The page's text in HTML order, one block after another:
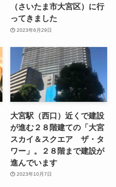
（さいたま市大宮区）に行
ってきました
2023年6月29日
大宮駅（西口）近くで建設
が進む２８階建ての「大宮
スカイ＆スクエア ザ・タ
ワー」。２８階まで建設が
進んでいます
2023年10月7日